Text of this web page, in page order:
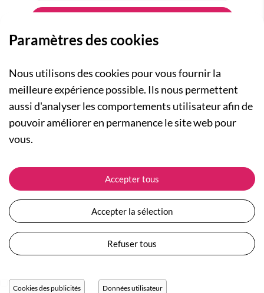
A PROPOS
Qui sommes-nous ?
Actualités
Nos engagements
Plan du site
Devenir revendeur
Collection Femme
Collection Enfants
Les Totebags
Nos différents thèmes
ASSISTANCE
Suivre ma commande
Expédition et livraison
Retour et remboursement
Moyens de paiement
Questions / Réponses
Conditions générales de vente
Protection des données personnelles
Paramètres des cookies
Nous utilisons des cookies pour vous fournir la
meilleure expérience possible. Ils nous permettent
aussi d'analyser les comportements utilisateur afin de
pouvoir améliorer en permanence le site web pour
vous.
Accepter tous
Accepter la sélection
Refuser tous
Cookies des publicités Données utilisateur